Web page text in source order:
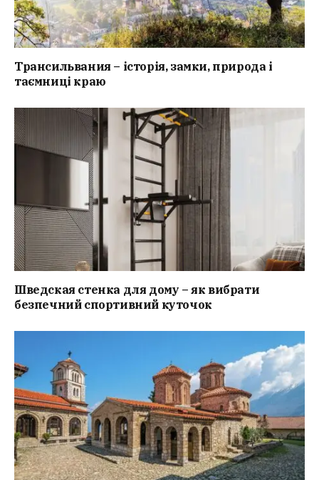
Трансильвания – історія, замки, природа і
таємниці краю
Шведская стенка для дому – як вибрати
безпечний спортивний куточок